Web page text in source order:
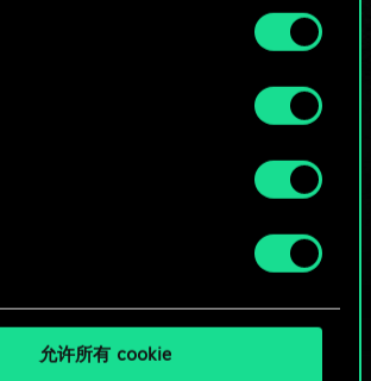
了其中的内容并准备好继续，请点
允许所有 cookie